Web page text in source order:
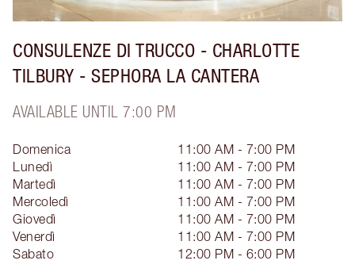
CONSULENZE DI TRUCCO - CHARLOTTE
TILBURY - SEPHORA LA CANTERA
AVAILABLE UNTIL 7:00 PM
Domenica
11:00 AM - 7:00 PM
Lunedì
11:00 AM - 7:00 PM
Martedì
11:00 AM - 7:00 PM
Mercoledì
11:00 AM - 7:00 PM
Giovedì
11:00 AM - 7:00 PM
Venerdì
11:00 AM - 7:00 PM
Sabato
12:00 PM - 6:00 PM